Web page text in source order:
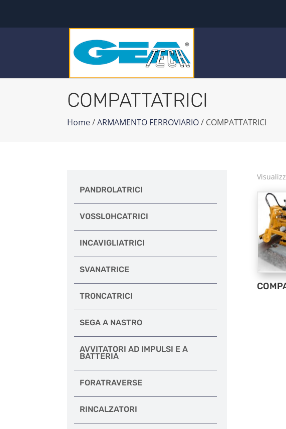
COMPATTATRICI
Home/ARMAMENTO FERROVIARIO/ COMPATTATRICI
PANDROLATRICI
VOSSLOHCATRICI
INCAVIGLIATRICI
SVANATRICE
TRONCATRICI
SEGA A NASTRO
AVVITATORI AD IMPULSI E A
BATTERIA
FORATRAVERSE
RINCALZATORI